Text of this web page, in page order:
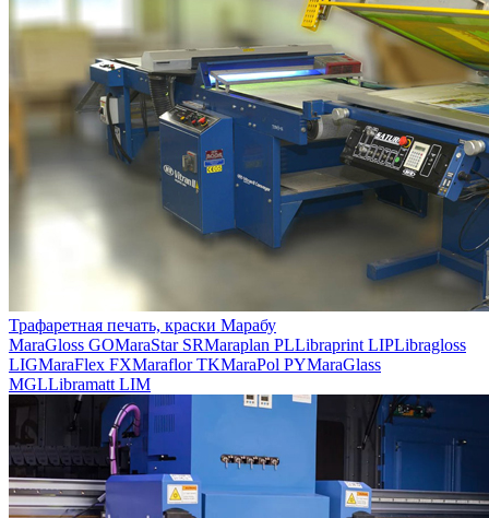
Трафаретная печать, краски Марабу
MaraGloss GOMaraStar SRMaraplan PLLibraprint LIPLibragloss
LIGMaraFlex FXMaraflor TKMaraPol PYMaraGlass
MGLLibramatt LIM